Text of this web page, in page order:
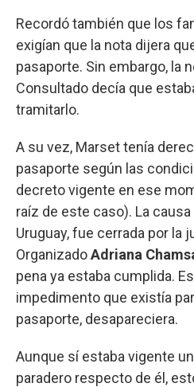
Recordó también que los
exigían que la nota dijera
pasaporte. Sin embargo, la
Consultado decía que
tramitarlo.
A su vez, Marset tenía
pasaporte según las
decreto vigente en ese
raíz de este caso). La
Uruguay, fue cerrada por la
OrganizadoAdriana
pena ya estaba cumplida.
impedimento que existía
pasaporte, desapareciera.
Aunque sí estaba vigente
paradero respecto de él,